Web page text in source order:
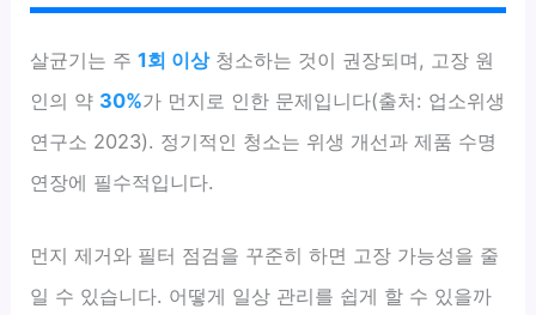
살균기는 주1회 이상청소하는 것이 권장되며, 고장 원
인의 약 30%가 먼지로 인한 문제입니다(출처: 업소위생
연구소 2023). 정기적인 청소는 위생 개선과 제품 수명
연장에 필수적입니다.
먼지 제거와 필터 점검을 꾸준히 하면 고장 가능성을 줄
일 수 있습니다. 어떻게 일상 관리를 쉽게 할 수 있을까